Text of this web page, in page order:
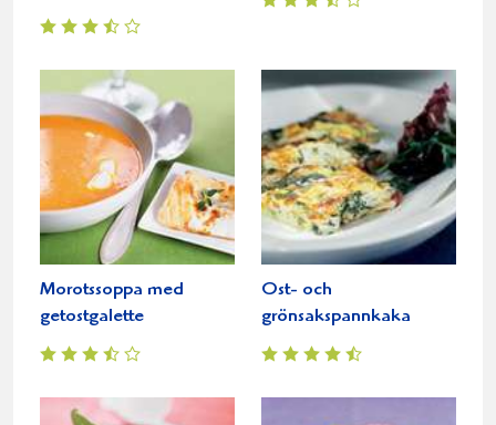
Morotssoppa med
getostgalette
Ost- och
grönsakspannkaka